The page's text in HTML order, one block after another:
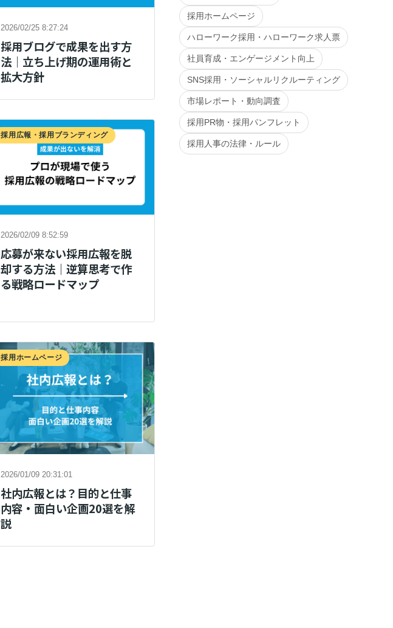
2026/02/25 8:27:24
採用ブログで成果を出す方
法｜立ち上げ期の運用術と
拡大方針
採用広報・採用ブランディング
2026/02/09 8:52:59
応募が来ない採用広報を脱
却する方法｜逆算思考で作
る戦略ロードマップ
採用ホームページ
2026/01/09 20:31:01
社内広報とは？目的と仕事
内容・面白い企画20選を解
説
採用ホームページ
ハローワーク採用・ハローワーク求人票
社員育成・エンゲージメント向上
SNS採用・ソーシャルリクルーティング
市場レポート・動向調査
採用PR物・採用パンフレット
採用人事の法律・ルール